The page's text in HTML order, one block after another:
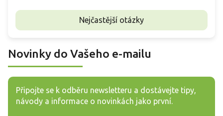
Nejčastější otázky
Novinky do Vašeho e-mailu
Připojte se k odběru newsletteru a dostávejte tipy,
návody a informace o novinkách jako první.